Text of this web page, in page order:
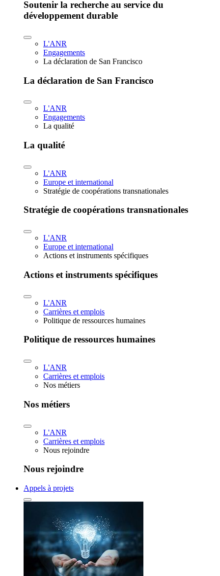
Soutenir la recherche au service du
développement durable
L'ANR
Engagements
La déclaration de San Francisco
La déclaration de San Francisco
L'ANR
Engagements
La qualité
La qualité
L'ANR
Europe et international
Stratégie de coopérations transnationales
Stratégie de coopérations transnationales
L'ANR
Europe et international
Actions et instruments spécifiques
Actions et instruments spécifiques
L'ANR
Carrières et emplois
Politique de ressources humaines
Politique de ressources humaines
L'ANR
Carrières et emplois
Nos métiers
Nos métiers
L'ANR
Carrières et emplois
Nous rejoindre
Nous rejoindre
Appels à projets